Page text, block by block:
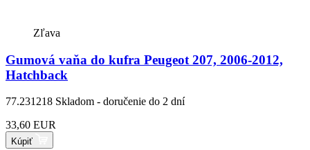
Zľava
Gumová vaňa do kufra Peugeot 207, 2006-2012,
Hatchback
77.231218 Skladom - doručenie do 2 dní
33,60 EUR
Kúpiť